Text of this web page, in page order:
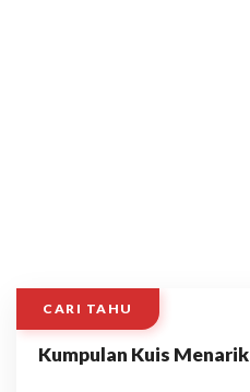
CARI TAHU
Kumpulan Kuis Menarik